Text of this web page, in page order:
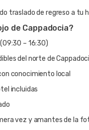
traslado de regreso a tu
de Cappadocia?
– 16:30)
del norte de
conocimiento local
incluidas
vez y amantes de la